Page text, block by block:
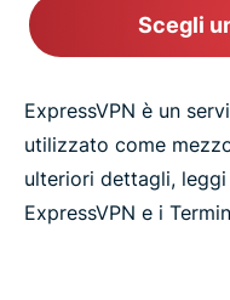
Scegli
ExpressVPN è un
utilizzato come
ulteriori dettagli,
ExpressVPN e i